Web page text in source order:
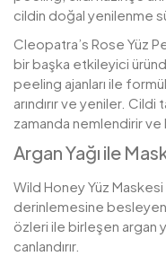
cildin doğal yenilenme
Cleopatra’s Rose Yüz
bir başka etkileyici
peeling ajanları ile
arındırır ve yeniler. Cildi
zamanda nemlendirir ve
Argan Yağı ile
Wild Honey Yüz
derinlemesine
özleri ile birleşen argan
canlandırır.